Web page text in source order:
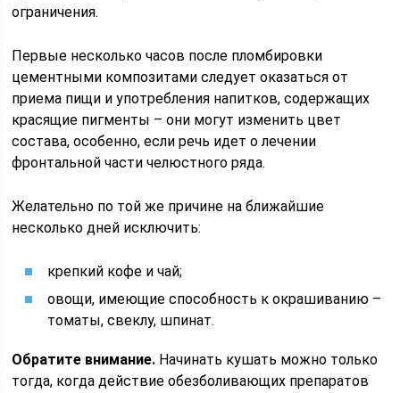
ограничения.
Первые несколько часов после пломбировки
цементными композитами следует оказаться от
приема пищи и употребления напитков, содержащих
красящие пигменты – они могут изменить цвет
состава, особенно, если речь идет о лечении
фронтальной части челюстного ряда.
Желательно по той же причине на ближайшие
несколько дней исключить:
крепкий кофе и чай;
овощи, имеющие способность к окрашиванию –
томаты, свеклу, шпинат.
Обратите внимание. Начинать кушать можно только
тогда, когда действие обезболивающих препаратов